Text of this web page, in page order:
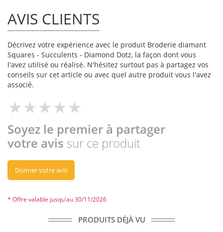
AVIS CLIENTS
Décrivez votre expérience avec le produit Broderie diamant
Squares - Succulents - Diamond Dotz, la façon dont vous
l'avez utilisé ou réalisé. N'hésitez surtout pas à partagez vos
conseils sur cet article ou avec quel autre produit vous l'avez
associé.
Soyez le premier à partager
votre avis sur ce produit
Donner votre avis
* Offre valable jusqu'au 30/11/2026
PRODUITS DÉJÀ VU